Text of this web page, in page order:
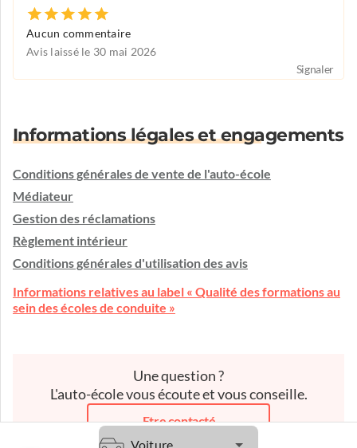
Aucun commentaire
Avis laissé le 30 mai 2026
Signaler
Informations légales et engagements
Conditions générales de vente de l'auto-école
Médiateur
Gestion des réclamations
Règlement intérieur
Conditions générales d'utilisation des avis
Informations relatives au label « Qualité des formations au
sein des écoles de conduite »
Une question ?
L'auto-école vous écoute et vous conseille.
Etre contacté
Voiture